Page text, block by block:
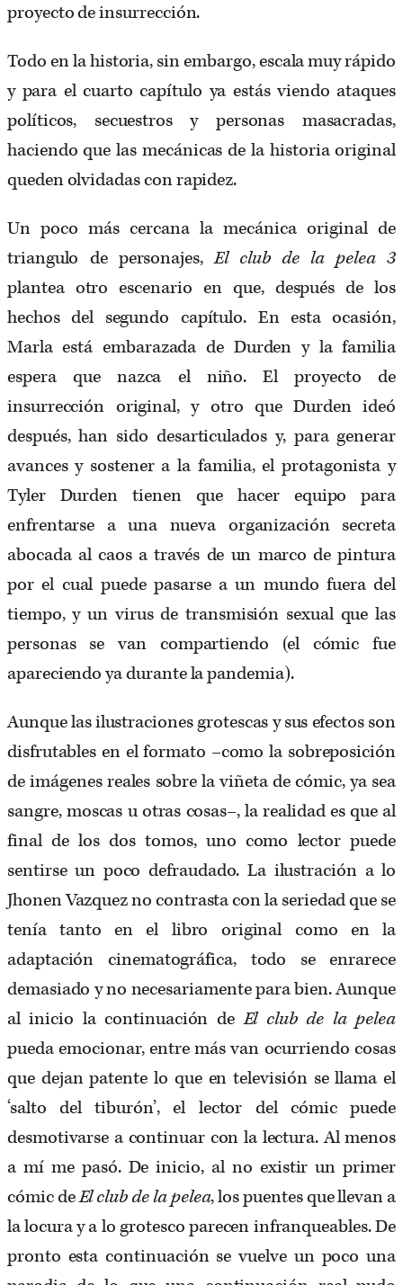
proyecto de insurrección.
Todo en la historia, sin embargo, escala muy rápido
y para el cuarto capítulo ya estás viendo ataques
políticos, secuestros y personas masacradas,
haciendo que las mecánicas de la historia original
queden olvidadas con rapidez.
Un poco más cercana la mecánica original de
triangulo de personajes,El club de la pelea 3
plantea otro escenario en que, después de los
hechos del segundo capítulo. En esta ocasión,
Marla está embarazada de Durden y la familia
espera que nazca el niño. El proyecto de
insurrección original, y otro que Durden ideó
después, han sido desarticulados y, para generar
avances y sostener a la familia, el protagonista y
Tyler Durden tienen que hacer equipo para
enfrentarse a una nueva organización secreta
abocada al caos a través de un marco de pintura
por el cual puede pasarse a un mundo fuera del
tiempo, y un virus de transmisión sexual que las
personas se van compartiendo (el cómic fue
apareciendo ya durante la pandemia).
Aunque las ilustraciones grotescas y sus efectos son
disfrutables en el formato –como la sobreposición
de imágenes reales sobre la viñeta de cómic, ya sea
sangre, moscas u otras cosas–, la realidad es que al
final de los dos tomos, uno como lector puede
sentirse un poco defraudado. La ilustración a lo
Jhonen Vazquez no contrasta con la seriedad que se
tenía tanto en el libro original como en la
adaptación cinematográfica, todo se enrarece
demasiado y no necesariamente para bien. Aunque
al inicio la continuación deEl club de la pelea
pueda emocionar, entre más van ocurriendo cosas
que dejan patente lo que en televisión se llama el
‘salto del tiburón’, el lector del cómic puede
desmotivarse a continuar con la lectura. Al menos
a mí me pasó. De inicio, al no existir un primer
cómic deEl club de la pelea, los puentes que llevan a
la locura y a lo grotesco parecen infranqueables. De
pronto esta continuación se vuelve un poco una